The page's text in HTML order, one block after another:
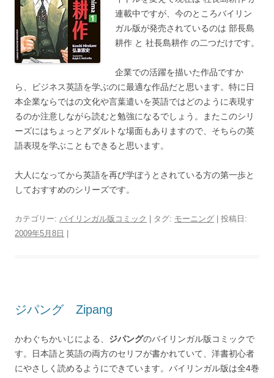
連載中ですが、今のところバイリン
ガル版が発売されているのは 部長島
耕作 と 社長島耕作 の二つだけです。
企業での活躍を描いた作品ですか
ら、ビジネス英語を学ぶのに最適な作品だと思います。特に日
本企業ならではの文化や言葉遣いを英語ではどのように表現す
るのか注意しながら読むと勉強になるでしょう。またこのシリ
ーズにはちょっとアダルトな場面もありますので、そちらの英
語表現を学ぶこともできると思います。
大人になってから英語を再び学ぼうとされている方の第一歩と
しておすすめのシリーズです。
カテゴリー: バイリンガル版コミック | タグ: モーニング | 投稿日:
2009年5月8日
ジパング Zipang
かわぐちかいじによる、 ジパングのバイリンガル版コミックで
す。日本語と英語の両方のセリフが書かれていて、洋書初心者
にやさしく読めるようにできています。バイリンガル版は全4巻